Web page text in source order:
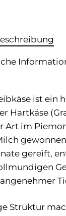
ist ein
Hartkäse
Art im
gereift,
Struktur